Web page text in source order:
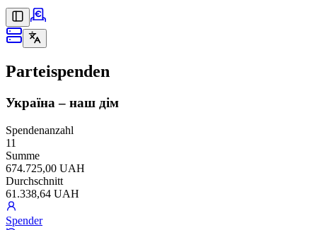
Parteispenden
Україна – наш дім
Spendenanzahl
11
Summe
674.725,00 UAH
Durchschnitt
61.338,64 UAH
Spender